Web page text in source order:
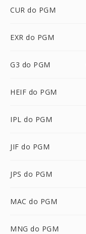
CUR do PGM
EXR do PGM
G3 do PGM
HEIF do PGM
IPL do PGM
JIF do PGM
JPS do PGM
MAC do PGM
MNG do PGM